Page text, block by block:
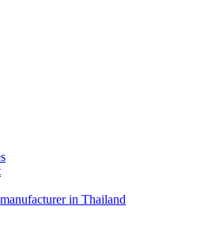
in Thailand